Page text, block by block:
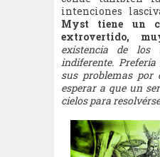
intenciones
Myst tiene un
extrovertido,
existencia de los
indiferente.
sus problemas
esperar a que un
cielos para